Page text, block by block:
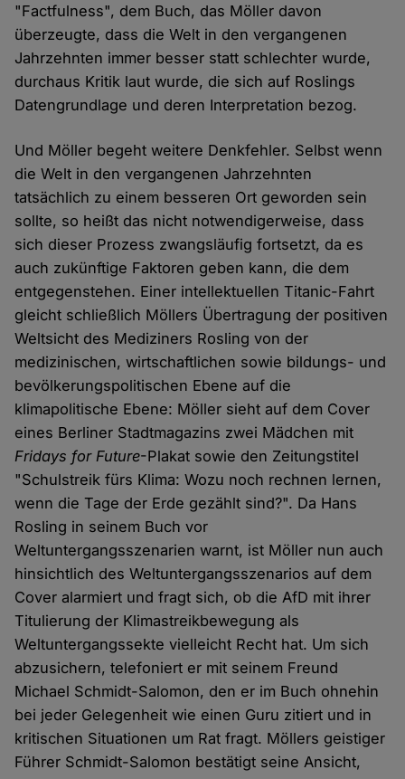
"Factfulness", dem Buch, das Möller davon
überzeugte, dass die Welt in den vergangenen
Jahrzehnten immer besser statt schlechter wurde,
durchaus Kritik laut wurde, die sich auf Roslings
Datengrundlage und deren Interpretation bezog.
Und Möller begeht weitere Denkfehler. Selbst wenn
die Welt in den vergangenen Jahrzehnten
tatsächlich zu einem besseren Ort geworden sein
sollte, so heißt das nicht notwendigerweise, dass
sich dieser Prozess zwangsläufig fortsetzt, da es
auch zukünftige Faktoren geben kann, die dem
entgegenstehen. Einer intellektuellen Titanic-Fahrt
gleicht schließlich Möllers Übertragung der positiven
Weltsicht des Mediziners Rosling von der
medizinischen, wirtschaftlichen sowie bildungs- und
bevölkerungspolitischen Ebene auf die
klimapolitische Ebene: Möller sieht auf dem Cover
eines Berliner Stadtmagazins zwei Mädchen mit
Fridays for Future-Plakat sowie den Zeitungstitel
"Schulstreik fürs Klima: Wozu noch rechnen lernen,
wenn die Tage der Erde gezählt sind?". Da Hans
Rosling in seinem Buch vor
Weltuntergangsszenarien warnt, ist Möller nun auch
hinsichtlich des Weltuntergangsszenarios auf dem
Cover alarmiert und fragt sich, ob die AfD mit ihrer
Titulierung der Klimastreikbewegung als
Weltuntergangssekte vielleicht Recht hat. Um sich
abzusichern, telefoniert er mit seinem Freund
Michael Schmidt-Salomon, den er im Buch ohnehin
bei jeder Gelegenheit wie einen Guru zitiert und in
kritischen Situationen um Rat fragt. Möllers geistiger
Führer Schmidt-Salomon bestätigt seine Ansicht,